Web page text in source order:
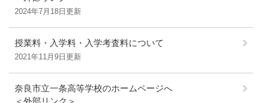
2024年7月18日更新
授業料・入学料・入学考査料について
2021年11月9日更新
奈良市立一条高等学校のホームページへ
＜外部リンク＞